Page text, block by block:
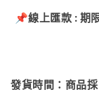
📌線上匯款 : 期
發貨時間：商品採